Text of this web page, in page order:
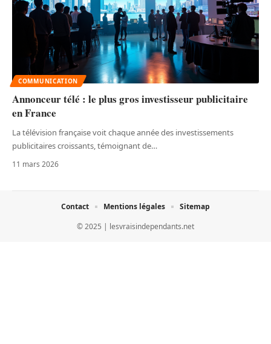
COMMUNICATION
Annonceur télé : le plus gros investisseur publicitaire
en France
La télévision française voit chaque année des investissements
publicitaires croissants, témoignant de…
11 mars 2026
© 2025 | lesvraisindependants.net
Contact Mentions légales Sitemap